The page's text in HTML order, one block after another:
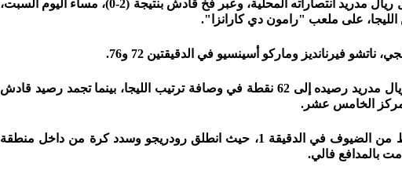
المدينة نيوز :- واصل ريال مدريد انتصاراته المحلية، وعبر فخ قادش بنتيجة (2-0)، مساء اليوم السبت،
فيرنانديز وماركو أسينسيو في الدقيقتين 72 و76.
بهذا الانتصار، رفع ريال مدريد رصيده إلى 62 نقطة في وصافة ترتيب الليجا، بينما تجمد رصيد قادش
بدأت المباراة بضغط من الضيوف في الدقيقة 1، حيث انطلق رودريجو وسدد كرة من داخل منطقة
بالمدافع فالي.